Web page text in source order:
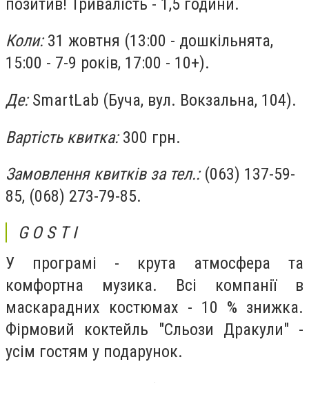
позитив! Тривалість - 1,5 години.
Коли:31 жовтня (13:00 - дошкільнята,
15:00 - 7-9 років, 17:00 - 10+).
Де:SmartLab (Буча, вул. Вокзальна, 104).
Вартість квитка:300 грн.
Замовлення квитків за тел.:(063) 137-59-
85, (068) 273-79-85.
G O S T I
У програмі - крута атмосфера та
комфортна музика. Всі компанії в
маскарадних костюмах - 10 % знижка.
Фірмовий коктейль "Сльози Дракули" -
усім гостям у подарунок.